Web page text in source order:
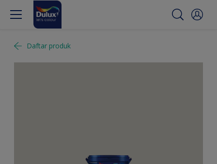
Daftar produk